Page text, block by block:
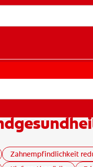
Zahnempfindlichkeit